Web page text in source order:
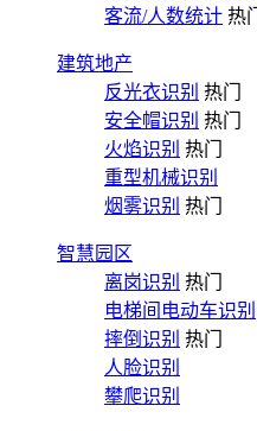
客流/人数统计 热门
建筑地产
反光衣识别 热门
安全帽识别 热门
火焰识别 热门
重型机械识别
烟雾识别 热门
智慧园区
离岗识别 热门
电梯间电动车识别
摔倒识别 热门
人脸识别
攀爬识别